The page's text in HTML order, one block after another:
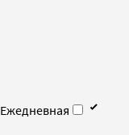
Ежедневная